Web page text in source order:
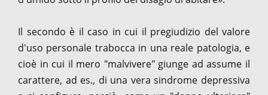
Il secondo è il caso in cui il pregiudizio del valore
d'uso personale trabocca in una reale patologia, e
cioè in cui il mero "malvivere" giunge ad assume il
carattere, ad es., di una vera sindrome depressiva